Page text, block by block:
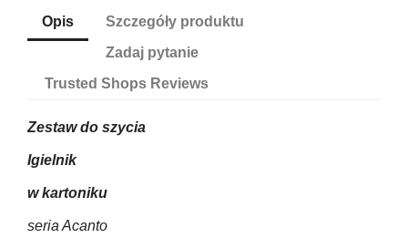
Opis
Szczegóły produktu
Zadaj pytanie
Trusted Shops Reviews
Zestaw do szycia
Igielnik
w kartoniku
seria Acanto